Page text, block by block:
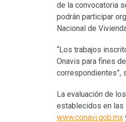
de la convocatoria
podrán participar
Nacional de
“Los trabajos
Onavis para fines
correspondientes”,
La evaluación de
establecidos en las
www.conavi.gob.mx